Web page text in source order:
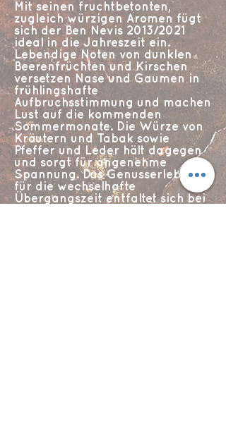
Mit seinen fruchtbetonten,
zugleich würzigen Aromen fügt
sich der Ben Nevis 2013/2021
ideal in die Jahreszeit ein.
Lebendige Noten von dunklen
Beerenfrüchten und Kirschen
versetzen Nase und Gaumen in
frühlingshafte
Aufbruchsstimmung und machen
Lust auf die kommenden
Sommermonate. Die Würze von
Kräutern und Tabak sowie
Pfeffer und Leder hält dagegen
und sorgt für angenehme
Spannung. Das Genusserlebnis
für die wechselhafte
Übergangszeit entfaltet sich bei